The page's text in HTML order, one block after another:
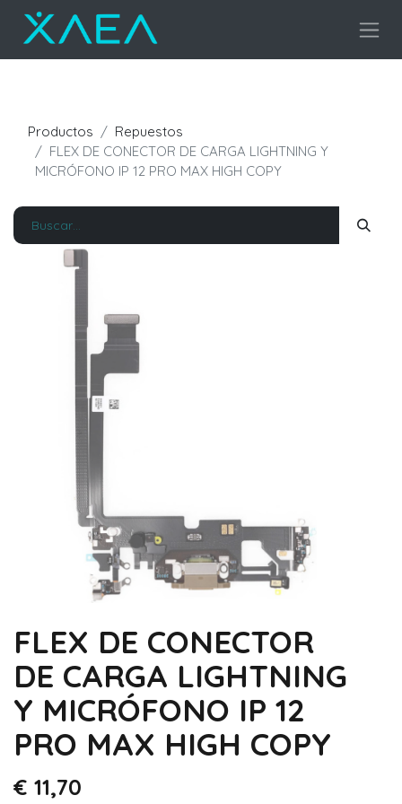
Productos
Repuestos
FLEX DE CONECTOR DE CARGA LIGHTNING Y
MICRÓFONO IP 12 PRO MAX HIGH COPY
FLEX DE CONECTOR
DE CARGA LIGHTNING
Y MICRÓFONO IP 12
PRO MAX HIGH COPY
€ 11,70